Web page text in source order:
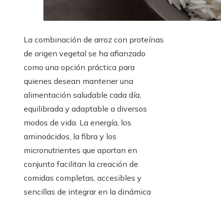
La combinación de arroz con proteínas
de origen vegetal se ha afianzado
como una opción práctica para
quienes desean mantener una
alimentación saludable cada día,
equilibrada y adaptable a diversos
modos de vida. La energía, los
aminoácidos, la fibra y los
micronutrientes que aportan en
conjunto facilitan la creación de
comidas completas, accesibles y
sencillas de integrar en la dinámica